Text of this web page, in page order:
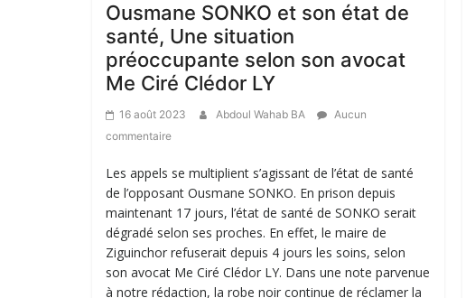
Ousmane SONKO et son état de
santé, Une situation
préoccupante selon son avocat
Me Ciré Clédor LY
16 août 2023 Abdoul Wahab BA
Aucun
commentaire
Les appels se multiplient s’agissant de l’état de santé
de l’opposant Ousmane SONKO. En prison depuis
maintenant 17 jours, l’état de santé de SONKO serait
dégradé selon ses proches. En effet, le maire de
Ziguinchor refuserait depuis 4 jours les soins, selon
son avocat Me Ciré Clédor LY. Dans une note parvenue
à notre rédaction, la robe noir continue de réclamer la